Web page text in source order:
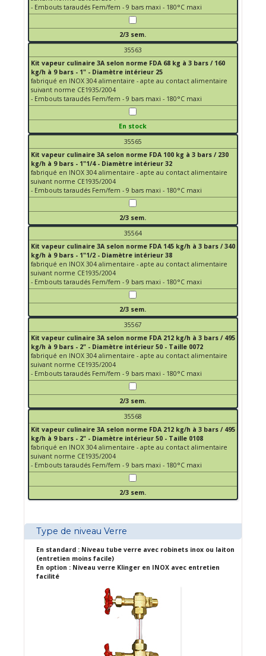
- Embouts taraudés Fem/fem - 9 bars maxi - 180°C maxi
2/3 sem.
35563
Kit vapeur culinaire 3A selon norme FDA 68 kg à 3 bars / 160
kg/h à 9 bars - 1" - Diamètre intérieur 25
fabriqué en INOX 304 alimentaire - apte au contact alimentaire
suivant norme CE1935/2004
- Embouts taraudés Fem/fem - 9 bars maxi - 180°C maxi
En stock
35565
Kit vapeur culinaire 3A selon norme FDA 100 kg à 3 bars / 230
kg/h à 9 bars - 1"1/4 - Diamètre intérieur 32
fabriqué en INOX 304 alimentaire - apte au contact alimentaire
suivant norme CE1935/2004
- Embouts taraudés Fem/fem - 9 bars maxi - 180°C maxi
2/3 sem.
35564
Kit vapeur culinaire 3A selon norme FDA 145 kg/h à 3 bars / 340
kg/h à 9 bars - 1"1/2 - Diamètre intérieur 38
fabriqué en INOX 304 alimentaire - apte au contact alimentaire
suivant norme CE1935/2004
- Embouts taraudés Fem/fem - 9 bars maxi - 180°C maxi
2/3 sem.
35567
Kit vapeur culinaire 3A selon norme FDA 212 kg/h à 3 bars / 495
kg/h à 9 bars - 2" - Diamètre intérieur 50 - Taille 0072
fabriqué en INOX 304 alimentaire - apte au contact alimentaire
suivant norme CE1935/2004
- Embouts taraudés Fem/fem - 9 bars maxi - 180°C maxi
2/3 sem.
35568
Kit vapeur culinaire 3A selon norme FDA 212 kg/h à 3 bars / 495
kg/h à 9 bars - 2" - Diamètre intérieur 50 - Taille 0108
fabriqué en INOX 304 alimentaire - apte au contact alimentaire
suivant norme CE1935/2004
- Embouts taraudés Fem/fem - 9 bars maxi - 180°C maxi
2/3 sem.
Type de niveau Verre
En standard : Niveau tube verre avec robinets inox ou laiton
(entretien moins facile)
En option : Niveau verre Klinger en INOX avec entretien
facilité